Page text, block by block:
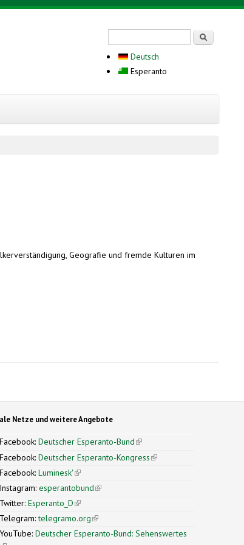
Deutsch
Esperanto
Geografie und fremde Kulturen im
Netze und weitere Angebote
Facebook:Deutscher Esperanto-Bund(link is external)
Facebook:Deutscher Esperanto-Kongress(link is external)
Facebook:Luminesk'(link is external)
Instagram:esperantobund(link is external)
Twitter:Esperanto_D(link is external)
Telegram:telegramo.org(link is external)
YouTube:Deutscher Esperanto-Bund: Sehenswertes